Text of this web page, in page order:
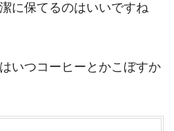
に保てるのはいいですね
いつコーヒーとかこぼすか